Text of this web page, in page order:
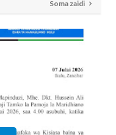
Soma zaidi